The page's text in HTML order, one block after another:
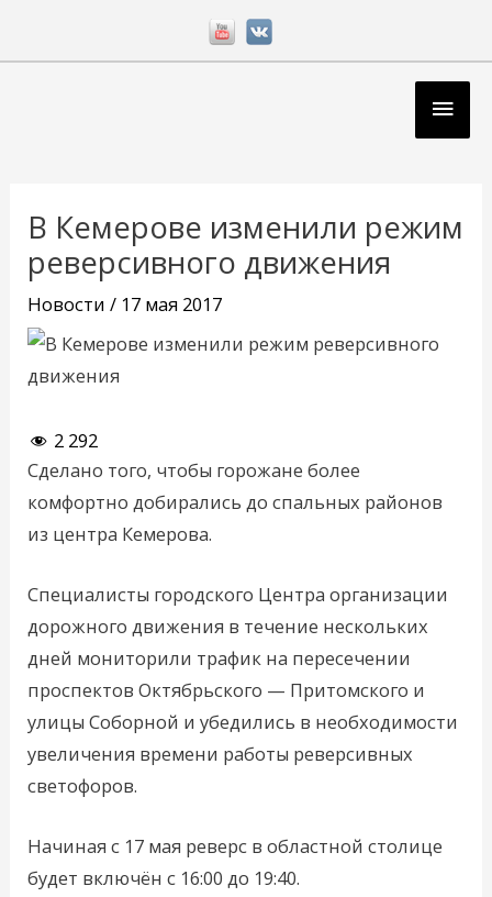
В Кемерове изменили режим
реверсивного движения
Новости / 17 мая 2017
2 292
Сделано того, чтобы горожане более
комфортно добирались до спальных районов
из центра Кемерова.
Специалисты городского Центра организации
дорожного движения в течение нескольких
дней мониторили трафик на пересечении
проспектов Октябрьского — Притомского и
улицы Соборной и убедились в необходимости
увеличения времени работы реверсивных
светофоров.
Начиная с 17 мая реверс в областной столице
будет включён с 16:00 до 19:40.
записям